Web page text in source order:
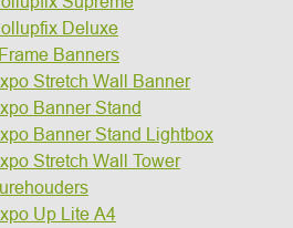
Deluxe
Banners
Stretch Wall Banner
Banner Stand
Banner Stand Lightbox
Stretch Wall Tower
Up Lite A4